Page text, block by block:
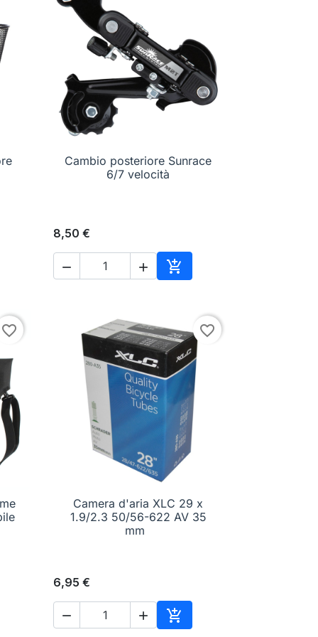
al carrello
 Anteprima
Cambio posteriore Sunrace
6/7 velocità
8,50 €
  
Aggiungi al carrello
favorite_border favorite_border
 Anteprima
Camera d'aria XLC 29 x
1.9/2.3 50/56-622 AV 35
mm
6,95 €
  
Aggiungi al carrello